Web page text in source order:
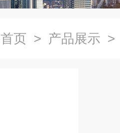
首页 > 产品展示